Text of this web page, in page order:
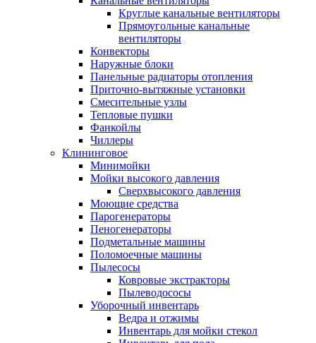
Круглые канальные вентиляторы
Прямоугольные канальные
вентиляторы
Конвекторы
Наружные блоки
Панельные радиаторы отопления
Приточно-вытяжные установки
Смесительные узлы
Тепловые пушки
Фанкойлы
Чиллеры
Клининговое
Минимойки
Мойки высокого давления
Сверхвысокого давления
Моющие средства
Парогенераторы
Пеногенераторы
Подметальные машины
Поломоечные машины
Пылесосы
Ковровые экстракторы
Пылеводососы
Уборочный инвентарь
Ведра и отжимы
Инвентарь для мойки стекол